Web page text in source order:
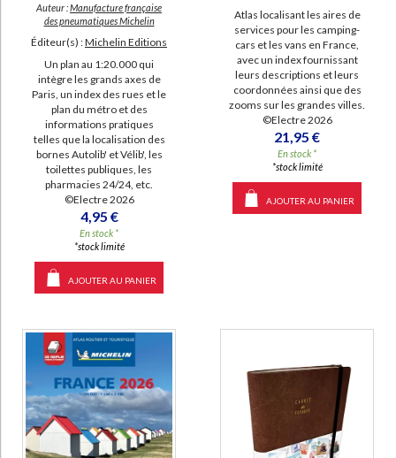
Auteur :Manufacture française
des pneumatiques Michelin
Éditeur(s) :Michelin Editions
Un plan au 1:20.000 qui
intègre les grands axes de
Paris, un index des rues et le
plan du métro et des
informations pratiques
telles que la localisation des
bornes Autolib' et Vélib', les
toilettes publiques, les
pharmacies 24/24, etc.
©Electre 2026
4,95 €
En stock *
*stock limité
AJOUTER AU PANIER
Atlas localisant les aires de
services pour les camping-
cars et les vans en France,
avec un index fournissant
leurs descriptions et leurs
coordonnées ainsi que des
zooms sur les grandes villes.
©Electre 2026
21,95 €
En stock *
*stock limité
AJOUTER AU PANIER